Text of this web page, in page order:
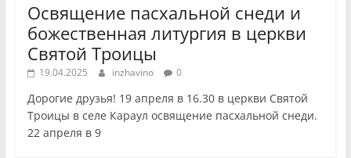
Освящение пасхальной снеди и
божественная литургия в церкви
Святой Троицы
19.04.2025 inzhavino 0
Дорогие друзья! 19 апреля в 16.30 в церкви Святой
Троицы в селе Караул освящение пасхальной снеди.
22 апреля в 9